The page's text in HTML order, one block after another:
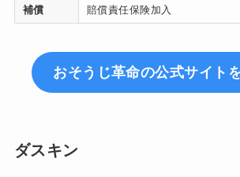
補償 賠償責任保険加入
おそうじ革命の公式サイト
ダスキン